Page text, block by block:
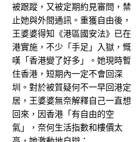
被跟蹤，又被定期約見審問，禁
止她與外間通訊。重獲自由後，
王婆婆得知《港區國安法》已在
港實施，不少「手足」入獄，慨
嘆「香港變了好多」。她現時暫
住香港，短期內一定不會回深
圳。對於被質疑何不一早回港定
居，王婆婆無奈解釋自己一直想
回來，因香港「有自由的空
氣」，奈何生活指數和樓價太